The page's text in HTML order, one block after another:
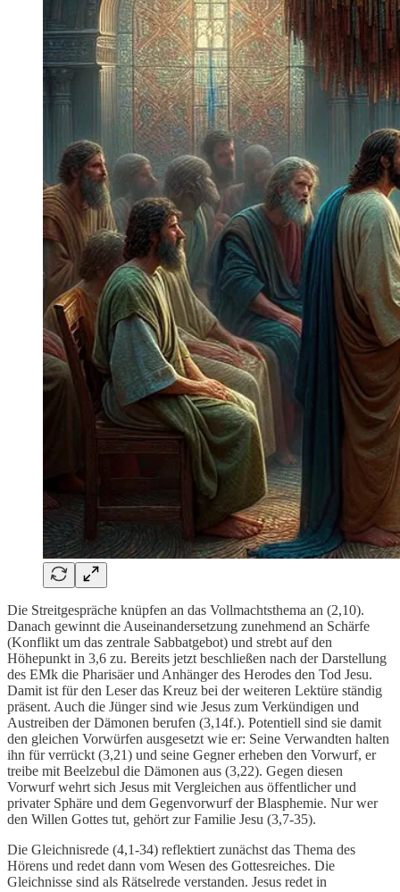
Die Streitgespräche knüpfen an das Vollmachtsthema an (2,10).
Danach gewinnt die Auseinandersetzung zunehmend an Schärfe
(Konflikt um das zentrale Sabbatgebot) und strebt auf den
Höhepunkt in 3,6 zu. Bereits jetzt beschließen nach der Darstellung
des EMk die Pharisäer und Anhänger des Herodes den Tod Jesu.
Damit ist für den Leser das Kreuz bei der weiteren Lektüre ständig
präsent. Auch die Jünger sind wie Jesus zum Verkündigen und
Austreiben der Dämonen berufen (3,14f.). Potentiell sind sie damit
den gleichen Vorwürfen ausgesetzt wie er: Seine Verwandten halten
ihn für verrückt (3,21) und seine Gegner erheben den Vorwurf, er
treibe mit Beelzebul die Dämonen aus (3,22). Gegen diesen
Vorwurf wehrt sich Jesus mit Vergleichen aus öffentlicher und
privater Sphäre und dem Gegenvorwurf der Blasphemie. Nur wer
den Willen Gottes tut, gehört zur Familie Jesu (3,7-35).
Die Gleichnisrede (4,1-34) reflektiert zunächst das Thema des
Hörens und redet dann vom Wesen des Gottesreiches. Die
Gleichnisse sind als Rätselrede verstanden. Jesus redet in